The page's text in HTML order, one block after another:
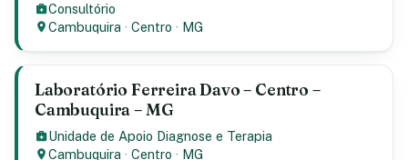
Consultório
Cambuquira ·Centro · MG
Laboratório Ferreira Davo – Centro –
Cambuquira – MG
Unidade de Apoio Diagnose e Terapia
Cambuquira ·Centro · MG